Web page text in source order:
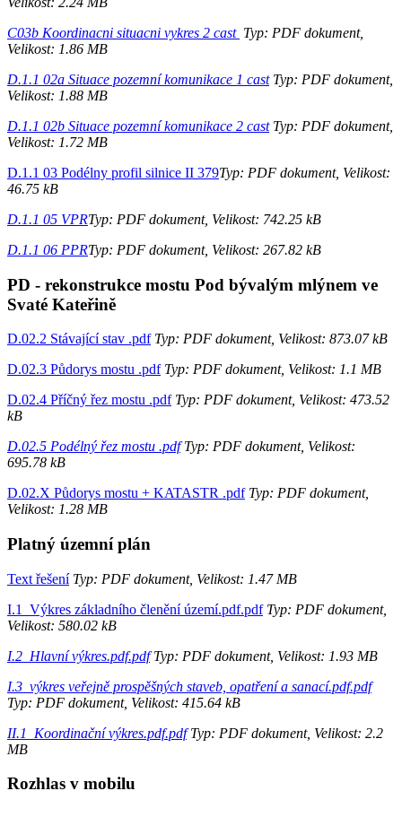
C03b Koordinacni situacni vykres 2 cast Typ: PDF dokument,
Velikost: 1.86 MB
D.1.1 02a Situace pozemní komunikace 1 castTyp: PDF dokument,
Velikost: 1.88 MB
D.1.1 02b Situace pozemní komunikace 2 castTyp: PDF dokument,
Velikost: 1.72 MB
D.1.1 03 Podélny profil silnice II 379Typ: PDF dokument, Velikost:
46.75 kB
D.1.1 05 VPRTyp: PDF dokument, Velikost: 742.25 kB
D.1.1 06 PPRTyp: PDF dokument, Velikost: 267.82 kB
PD - rekonstrukce mostu Pod bývalým mlýnem ve
Svaté Kateřině
D.02.2 Stávající stav .pdfTyp: PDF dokument, Velikost: 873.07 kB
D.02.3 Půdorys mostu .pdfTyp: PDF dokument, Velikost: 1.1 MB
D.02.4 Příčný řez mostu .pdfTyp: PDF dokument, Velikost: 473.52
kB
D.02.5 Podélný řez mostu .pdfTyp: PDF dokument, Velikost:
695.78 kB
D.02.X Půdorys mostu + KATASTR .pdfTyp: PDF dokument,
Velikost: 1.28 MB
Platný územní plán
Text řešeníTyp: PDF dokument, Velikost: 1.47 MB
I.1_Výkres základního členění území.pdf.pdfTyp: PDF dokument,
Velikost: 580.02 kB
I.2_Hlavní výkres.pdf.pdfTyp: PDF dokument, Velikost: 1.93 MB
I.3_výkres veřejně prospěšných staveb, opatření a sanací.pdf.pdf
Typ: PDF dokument, Velikost: 415.64 kB
II.1_Koordinační výkres.pdf.pdfTyp: PDF dokument, Velikost: 2.2
MB
Rozhlas v mobilu